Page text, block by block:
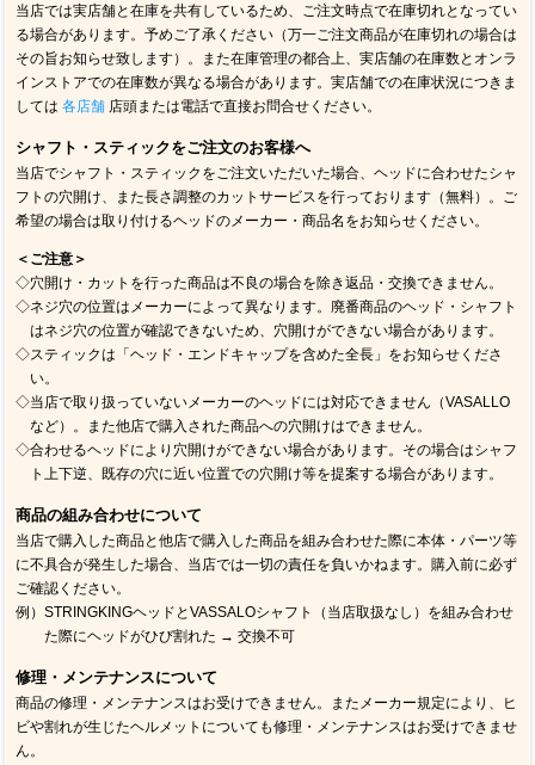
当店では実店舗と在庫を共有しているため、ご注文時点で在庫切れとなってい
る場合があります。予めご了承ください（万一ご注文商品が在庫切れの場合は
その旨お知らせ致します）。また在庫管理の都合上、実店舗の在庫数とオンラ
インストアでの在庫数が異なる場合があります。実店舗での在庫状況につきま
しては各店舗 店頭または電話で直接お問合せください。
シャフト・スティックをご注文のお客様へ
当店でシャフト・スティックをご注文いただいた場合、ヘッドに合わせたシャ
フトの穴開け、また長さ調整のカットサービスを行っております（無料）。ご
希望の場合は取り付けるヘッドのメーカー・商品名をお知らせください。
＜ご注意＞
◇穴開け・カットを行った商品は不良の場合を除き返品・交換できません。
◇ネジ穴の位置はメーカーによって異なります。廃番商品のヘッド・シャフト
はネジ穴の位置が確認できないため、穴開けができない場合があります。
◇スティックは「ヘッド・エンドキャップを含めた全長」をお知らせくださ
い。
◇当店で取り扱っていないメーカーのヘッドには対応できません（VASALLO
など）。また他店で購入された商品への穴開けはできません。
◇合わせるヘッドにより穴開けができない場合があります。その場合はシャフ
ト上下逆、既存の穴に近い位置での穴開け等を提案する場合があります。
商品の組み合わせについて
当店で購入した商品と他店で購入した商品を組み合わせた際に本体・パーツ等
に不具合が発生した場合、当店では一切の責任を負いかねます。購入前に必ず
ご確認ください。
例）STRINGKINGヘッドとVASSALOシャフト（当店取扱なし）を組み合わせ
た際にヘッドがひび割れた → 交換不可
修理・メンテナンスについて
商品の修理・メンテナンスはお受けできません。またメーカー規定により、ヒ
ビや割れが生じたヘルメットについても修理・メンテナンスはお受けできませ
ん。